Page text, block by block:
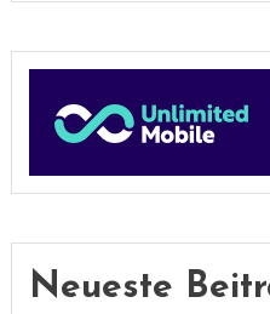
Neueste